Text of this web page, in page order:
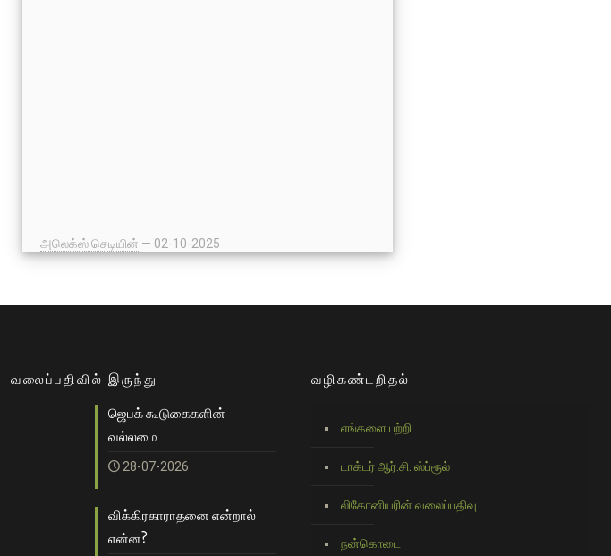
அலெக்ஸ் செடியின் — 02-10-2025
அலெக்ஸ், வருமான ஆதாயத்தைத் தவிர மற்றபடி நான்
ஒரு தாழ்மையான மனிதன், வேலையைப் பற்றி இவரது
கண்ணோட்டம் என்னவென்றால், வேலை ஒரு
வலைப்பதிவில் இருந்து
ஜெபக் கூடுகைகளின்
வல்லமை
28-07-2026
விக்கிரகாராதனை என்றால்
என்ன?
வழிகண்டறிதல்
எங்களை பற்றி
டாக்டர் ஆர்.சி. ஸ்ப்ரூல்
லிகோனியரின் வலைப்பதிவு
நன்கொடை